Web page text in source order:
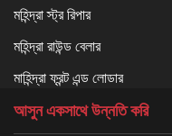
মহিন্দ্রা স্ট্র রিপার
মহিন্দ্রা রাউন্ড বেলার
মাহিন্দ্রা ফ্রন্ট এন্ড লোডার
আসুন একসাথে উন্নতি করি